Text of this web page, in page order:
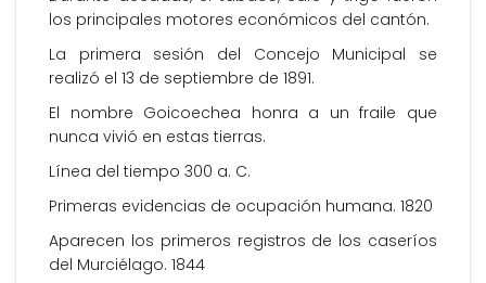
los principales motores económicos del cantón.
La primera sesión del Concejo Municipal se
realizó el 13 de septiembre de 1891.
El nombre Goicoechea honra a un fraile que
nunca vivió en estas tierras.
Línea del tiempo 300 a. C.
Primeras evidencias de ocupación humana. 1820
Aparecen los primeros registros de los caseríos
del Murciélago. 1844